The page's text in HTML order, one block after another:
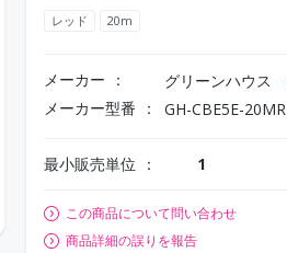
レッド 20m
メーカー グリーンハウス
メーカー型番 GH-CBE5E-20MR
最小販売単位 1
この商品について問い合わせ
商品詳細の誤りを報告